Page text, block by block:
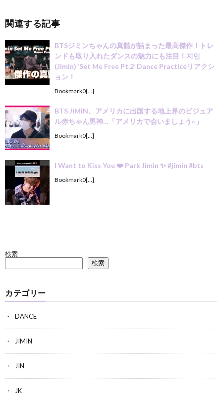
関連する記事
BTSジミンちゃんの真髄が詰まった最高傑作！トレ
ンドも取り入れたダンスの魅力にも注目！지민
(Jimin) ‘Set Me Free Pt.2’ Dance Practiceリアクシ
ョン！
Bookmark0[…]
BTS JIMIN、アメリカに出国する地上界のビジュア
ル赤ちゃん男神…「アメリカで会いましょう~」
Bookmark0[…]
I Want to Kiss You ❤️ Park Jimin ✨ #jimin #bts
Bookmark0[…]
検索
検索
カテゴリー
DANCE
JIMIN
JIN
JK